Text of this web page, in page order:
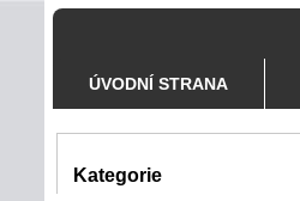
ÚVODNÍ STRANA
Kategorie